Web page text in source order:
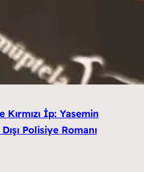
İp: Yasemin
Polisiye Romanı